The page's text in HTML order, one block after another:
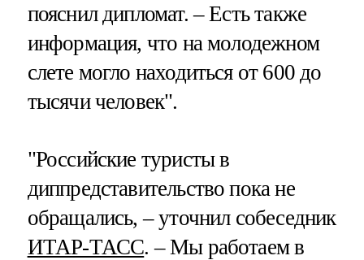
пояснил дипломат. – Есть также
информация, что на молодежном
слете могло находиться от 600 до
тысячи человек".
"Российские туристы в
диппредставительство пока не
обращались, – уточнил собеседник
ИТАР-ТАСС. – Мы работаем в